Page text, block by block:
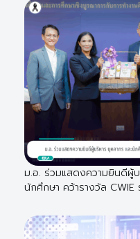
ม.อ. ร่วมแสดงความยินดีผู้
นักศึกษา คว้ารางวัล CWIE